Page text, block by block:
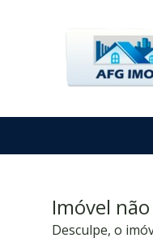
Imóvel
Desculpe, o